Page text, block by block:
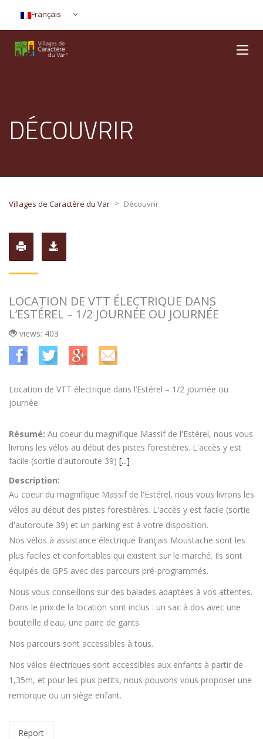
Français
DÉCOUVRIR
Villages de Caractère du Var > Découvrir
LOCATION DE VTT ÉLECTRIQUE DANS
L’ESTÉREL – 1/2 JOURNÉE OU JOURNÉE
views: 403
Location de VTT électrique dans l’Estérel – 1/2 journée ou
journée
Résumé: Au coeur du magnifique Massif de l'Estérel, nous vous
livrons les vélos au début des pistes forestières. L'accès y est
facile (sortie d'autoroute 39) [...]
Description:
Au coeur du magnifique Massif de l'Estérel, nous vous livrons les
vélos au début des pistes forestières. L'accès y est facile (sortie
d'autoroute 39) et un parking est à votre disposition.
Nos vélos à assistance électrique français Moustache sont les
plus faciles et confortables qui existent sur le marché. Ils sont
équipés de GPS avec des parcours pré-programmés.
Nous vous conseillons sur des balades adaptées à vos attentes.
Dans le prix de la location sont inclus : un sac à dos avec une
bouteille d'eau, une paire de gants.
Nos parcours sont accessibles à tous.
Nos vélos électriques sont accessibles aux enfants à partir de
1,35m, et pour les plus petits, nous pouvons vous proposer une
remorque ou un siège enfant.
Report